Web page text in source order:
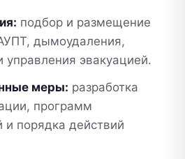
подбор и размещение
дымоудаления,
управления эвакуацией.
меры: разработка
программ
и порядка действий